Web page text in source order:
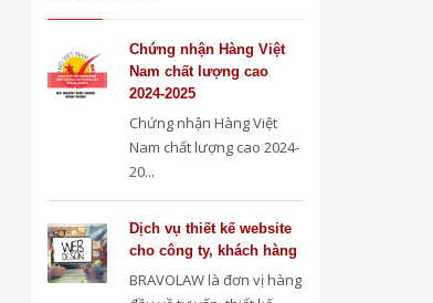
Chứng nhận Hàng Việt
Nam chất lượng cao
2024-2025
Chứng nhận Hàng Việt
Nam chất lượng cao 2024-
20...
Dịch vụ thiết kế website
cho công ty, khách hàng
BRAVOLAW là đơn vị hàng